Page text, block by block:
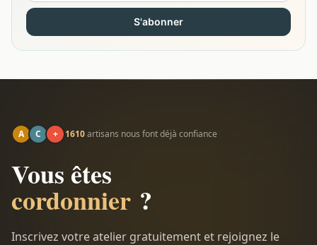
S'abonner
A C + 1610artisans nous font déjà confiance
Vous êtes
cordonnier ?
Inscrivez votre atelier gratuitement et rejoignez le